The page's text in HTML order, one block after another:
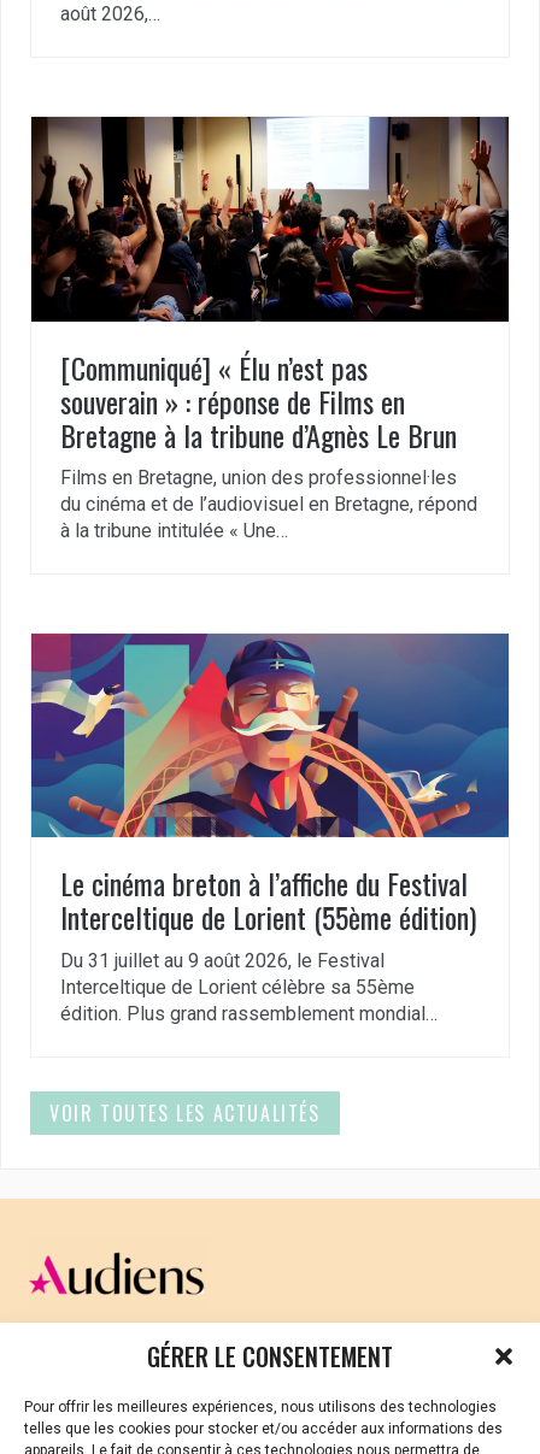
GÉRER LE CONSENTEMENT
Pour offrir les meilleures expériences, nous utilisons des technologies
telles que les cookies pour stocker et/ou accéder aux informations des
appareils. Le fait de consentir à ces technologies nous permettra de
août 2026,…
[Communiqué] « Élu n’est pas
souverain » : réponse de Films en
Bretagne à la tribune d’Agnès Le Brun
Films en Bretagne, union des professionnel·les
du cinéma et de l’audiovisuel en Bretagne, répond
à la tribune intitulée « Une…
Le cinéma breton à l’affiche du Festival
Interceltique de Lorient (55ème édition)
Du 31 juillet au 9 août 2026, le Festival
Interceltique de Lorient célèbre sa 55ème
édition. Plus grand rassemblement mondial…
VOIR TOUTES LES ACTUALITÉS
CELLULE D’ÉCOUTE ET DE SOUTIEN PSYCHOLOGIQUE ET
Vous avez été témoin ou vous êtes victime de VSS ? Ou
vous êtes référent·es harcèlement en besoin de soutien